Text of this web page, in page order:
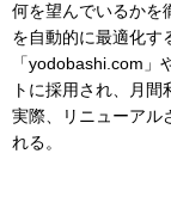
何を望んでいるかを
を自動的に最適化す
「yodobashi.com」
トに採用され、月間
実際、リニューアル
れる。